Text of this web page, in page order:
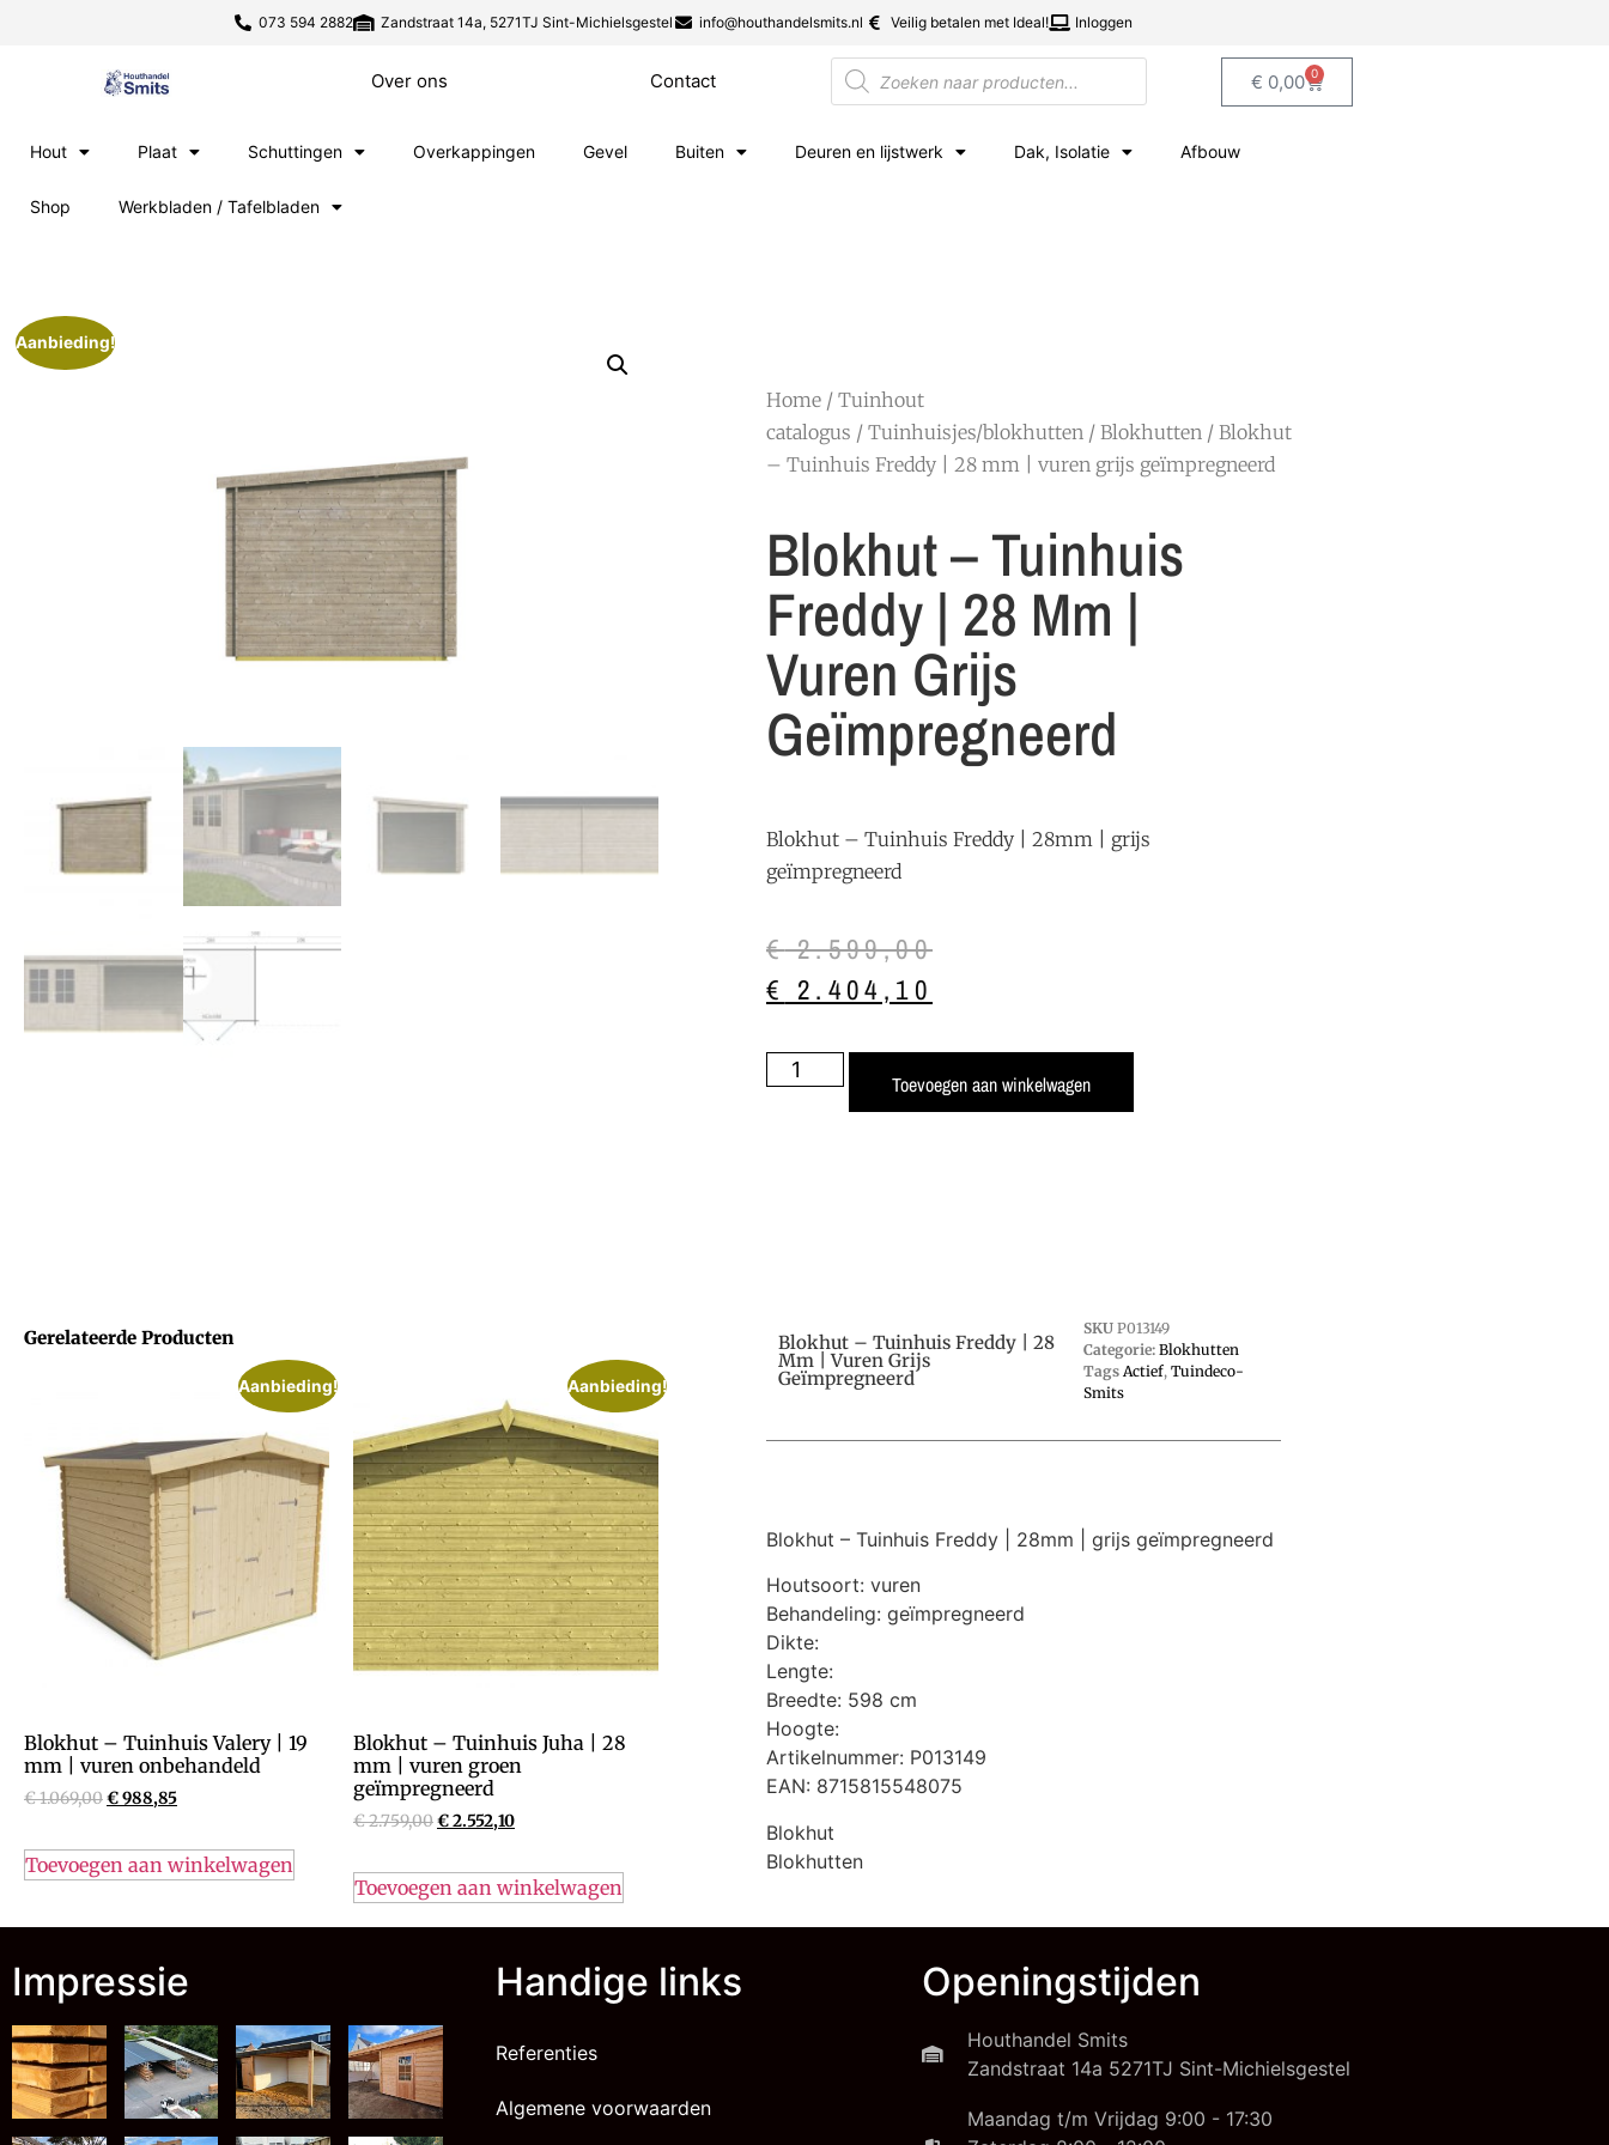
073 594 2882 Zandstraat 14a, 5271TJ Sint-Michielsgestel info@houthandelsmits.nl Veilig betalen met Ideal! Inloggen
Over ons Contact € 0,00 0
Hout Plaat Schuttingen Overkappingen Gevel Buiten Deuren en lijstwerk Dak, Isolatie Afbouw
Shop Werkbladen / Tafelbladen
Aanbieding!
Home / Tuinhout
catalogus / Tuinhuisjes/blokhutten / Blokhutten / Blokhut
– Tuinhuis Freddy | 28 mm | vuren grijs geïmpregneerd
Blokhut – Tuinhuis
Freddy | 28 Mm |
Vuren Grijs
Geïmpregneerd
Blokhut – Tuinhuis Freddy | 28mm | grijs
geïmpregneerd
€2.599,00
€ 2.404,10
Toevoegen aan winkelwagen
Gerelateerde Producten
Aanbieding!
Blokhut – Tuinhuis Valery | 19
mm | vuren onbehandeld
€1.069,00€988,85
Toevoegen aan winkelwagen
Aanbieding!
Blokhut – Tuinhuis Juha | 28
mm | vuren groen
geïmpregneerd
€2.759,00€2.552,10
Toevoegen aan winkelwagen
Blokhut – Tuinhuis Freddy | 28
Mm | Vuren Grijs
Geïmpregneerd
SKU P013149
Categorie: Blokhutten
Tags Actief, Tuindeco-
Smits
Blokhut – Tuinhuis Freddy | 28mm | grijs geïmpregneerd
Houtsoort: vuren
Behandeling: geïmpregneerd
Dikte:
Lengte:
Breedte: 598 cm
Hoogte:
Artikelnummer: P013149
EAN: 8715815548075
Blokhut
Blokhutten
Impressie Handige links
Referenties
Algemene voorwaarden
Openingstijden
Houthandel Smits
Zandstraat 14a 5271TJ Sint-Michielsgestel
Maandag t/m Vrijdag 9:00 - 17:30